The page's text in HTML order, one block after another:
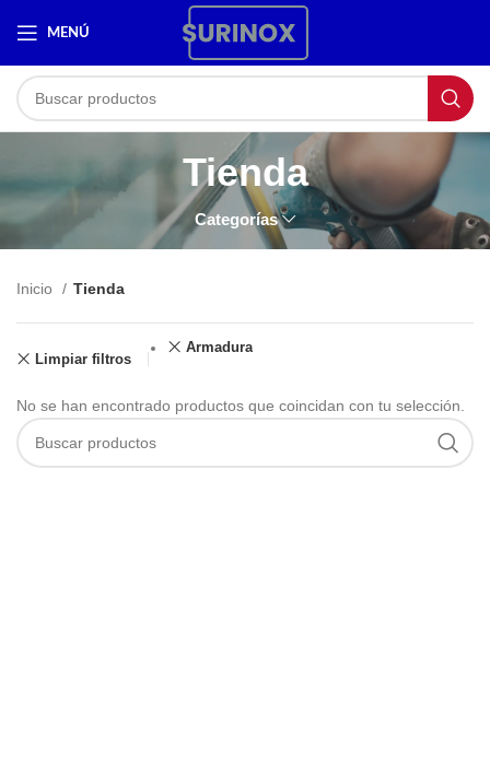
MENÚ
Tienda
Categorías
Inicio Tienda
Limpiar filtros
Armadura
No se han encontrado productos que coincidan con tu selección.